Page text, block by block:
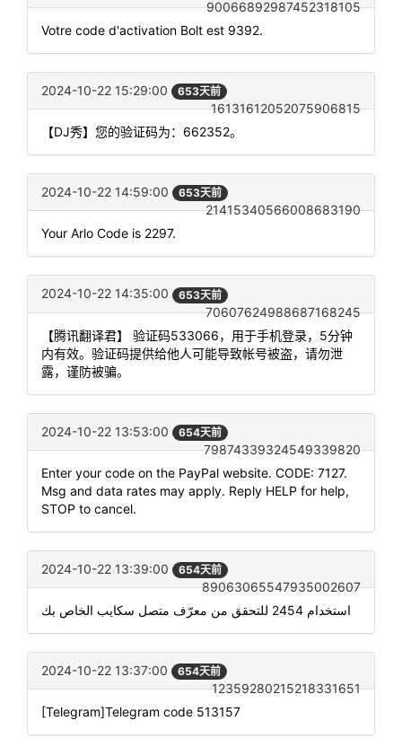
90066892987452318105
Votre code d'activation Bolt est 9392.
2024-10-22 15:29:00 653天前
16131612052075906815
【DJ秀】您的验证码为：662352。
2024-10-22 14:59:00 653天前
21415340566008683190
Your Arlo Code is 2297.
2024-10-22 14:35:00 653天前
70607624988687168245
【腾讯翻译君】 验证码533066，用于手机登录，5分钟
内有效。验证码提供给他人可能导致帐号被盗，请勿泄
露，谨防被骗。
2024-10-22 13:53:00 654天前
79874339324549339820
Enter your code on the PayPal website. CODE: 7127.
Msg and data rates may apply. Reply HELP for help,
STOP to cancel.
2024-10-22 13:39:00 654天前
89063065547935002607
استخدام 2454 للتحقق من معرّف متصل سكايب الخاص بك
2024-10-22 13:37:00 654天前
12359280215218331651
[Telegram]Telegram code 513157